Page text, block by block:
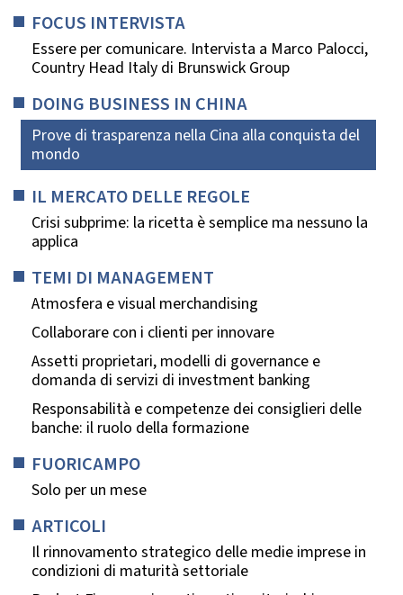
FOCUS INTERVISTA
Essere per comunicare. Intervista a Marco Palocci,
Country Head Italy di Brunswick Group
DOING BUSINESS IN CHINA
Prove di trasparenza nella Cina alla conquista del
mondo
IL MERCATO DELLE REGOLE
Crisi subprime: la ricetta è semplice ma nessuno la
applica
TEMI DI MANAGEMENT
Atmosfera e visual merchandising
Collaborare con i clienti per innovare
Assetti proprietari, modelli di governance e
domanda di servizi di investment banking
Responsabilità e competenze dei consiglieri delle
banche: il ruolo della formazione
FUORICAMPO
Solo per un mese
ARTICOLI
Il rinnovamento strategico delle medie imprese in
condizioni di maturità settoriale